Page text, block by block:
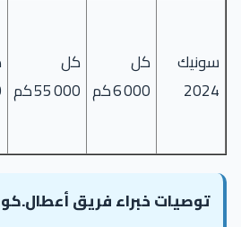
سونيك
2024
كل
6 000 كم
كل
55 000 كم
توصيات خبراء فريق